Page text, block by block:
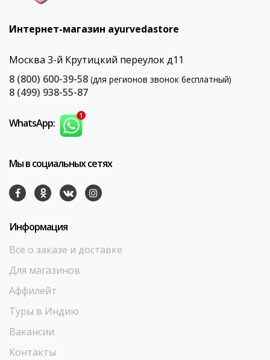
Интернет-магазин ayurvedastore
Москва 3-й Крутицкий переулок д11
8 (800) 600-39-58 (для регионов звонок бесплатный)
8 (499) 938-55-87
WhatsApp:
Мы в социальных сетях
Информация
Все о заказе и доставке
Для магазинов
Аффилейт
Туры в Индию
Вакансии
Контакты